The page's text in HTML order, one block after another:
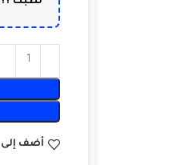
أضف